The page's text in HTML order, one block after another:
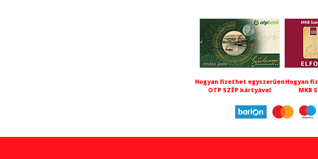
Hogyan fizethet egyszerűen
OTP SZÉP kártyával
Hogyan
MKB